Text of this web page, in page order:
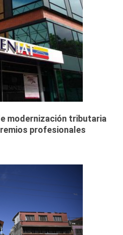
modernización tributaria
profesionales